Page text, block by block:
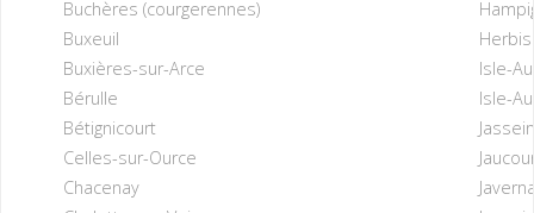
Buchères (courgerennes)
Buxeuil
Buxières-sur-Arce
Bérulle
Bétignicourt
Celles-sur-Ource
Chacenay
Isle-
Isle-